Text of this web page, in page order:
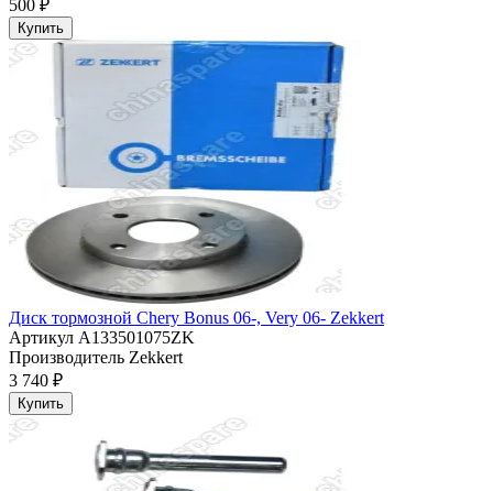
500 ₽
Купить
Диск тормозной Chery Bonus 06-, Very 06- Zekkert
Артикул A133501075ZK
Производитель Zekkert
3 740 ₽
Купить